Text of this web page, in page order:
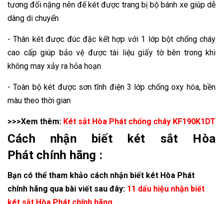
tương đối nặng nên đế két được trang bị bộ bánh xe giúp dễ
dàng di chuyển
- Thân két được đúc đặc kết hợp với 1 lớp bột chống cháy
cao cấp giúp bảo vệ được tài liệu giấy tờ bên trong khi
không may xảy ra hỏa hoạn
- Toàn bộ két được sơn tĩnh điện 3 lớp chống oxy hóa, bền
màu theo thời gian
>>>Xem thêm: Két sắt Hòa Phát chống cháy KF190K1DT
Cách nhận biết két sắt Hòa
Phát chính hãng :
Bạn có thể tham khảo cách nhận biết két Hòa Phát
chính hãng qua bài viết sau đây: 11 dấu hiệu nhận biết